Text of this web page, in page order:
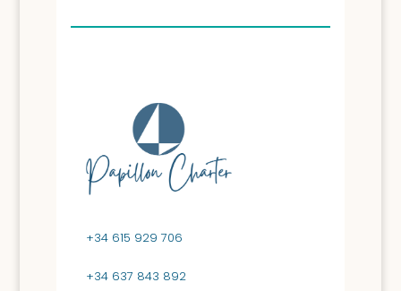
+34 615 929 706
+34 637 843 892